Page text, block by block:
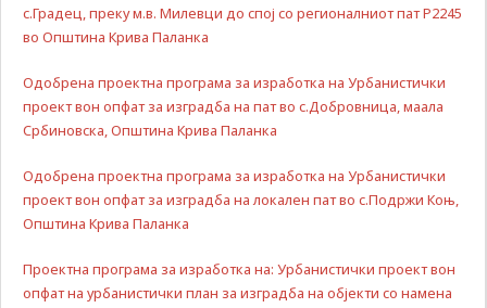
с.Градец, преку м.в. Милевци до спој со регионалниот пат Р2245
во Општина Крива Паланка
Одобрена проектна програма за изработка на Урбанистички
проект вон опфат за изградба на пат во с.Добровница, маала
Србиновска, Општина Крива Паланка
Одобрена проектна програма за изработка на Урбанистички
проект вон опфат за изградба на локален пат во с.Подржи Коњ,
Општина Крива Паланка
Проектна програма за изработка на: Урбанистички проект вон
опфат на урбанистички план за изградба на објекти со намена
functionality
based on
how the
our website
to perform
as well as